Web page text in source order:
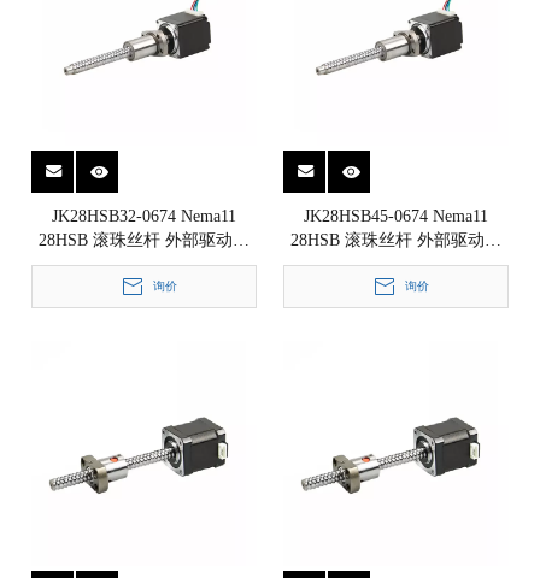
JK28HSB32-0674 Nema11
28HSB 滚珠丝杆 外部驱动式
直线步进电机 1.8°
28x28x32mm
询价
JK28HSB45-0674 Nema11
28HSB 滚珠丝杆 外部驱动式
直线步进电机 1.8°
28x28x45mm
询价